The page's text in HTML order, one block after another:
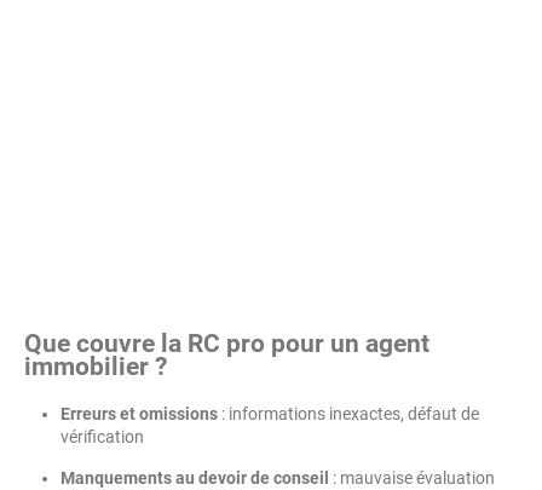
Que couvre la RC pro pour un agent
immobilier ?
Erreurs et omissions : informations inexactes, défaut de
vérification
Manquements au devoir de conseil : mauvaise évaluation